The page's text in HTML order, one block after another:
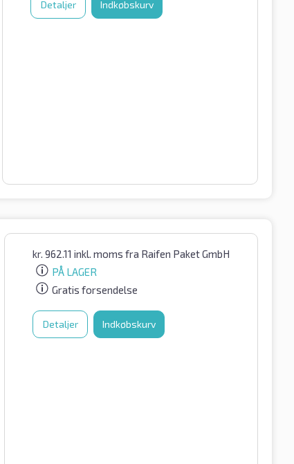
Detaljer Indkøbskurv
kr. 962.11 inkl. moms fra Raifen Paket GmbH
PÅ LAGER
Gratis forsendelse
Detaljer Indkøbskurv